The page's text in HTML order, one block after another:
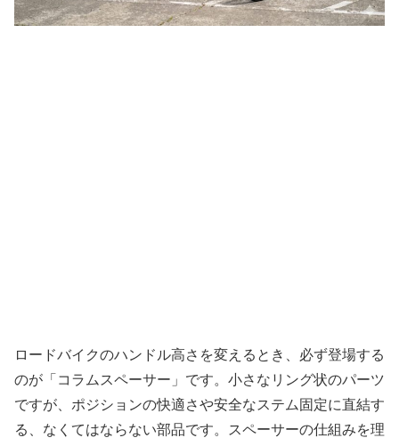
ロードバイクのハンドル高さを変えるとき、必ず登場する
のが「コラムスペーサー」です。小さなリング状のパーツ
ですが、ポジションの快適さや安全なステム固定に直結す
る、なくてはならない部品です。スペーサーの仕組みを理